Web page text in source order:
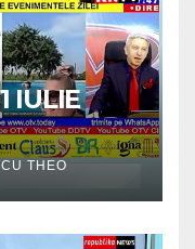
IULIE
THEO